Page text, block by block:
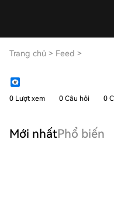
Trang chủ > Feed >
0 Lượt xem 0 Câu hỏi 0
Mới nhấtPhổ biến